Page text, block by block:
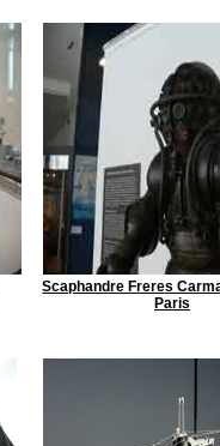
Scaphandre Freres
Paris